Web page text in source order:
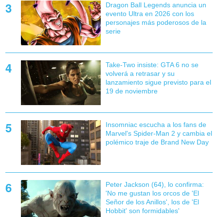
Dragon Ball Legends anuncia un
evento Ultra en 2026 con los
personajes más poderosos de la
serie
Take-Two insiste: GTA 6 no se
volverá a retrasar y su
lanzamiento sigue previsto para el
19 de noviembre
Insomniac escucha a los fans de
Marvel's Spider-Man 2 y cambia el
polémico traje de Brand New Day
Peter Jackson (64), lo confirma:
'No me gustan los orcos de 'El
Señor de los Anillos', los de 'El
Hobbit' son formidables'